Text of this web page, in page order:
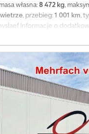
własna:8 472 kg,
, przebieg:1 001 km,
Informacje o